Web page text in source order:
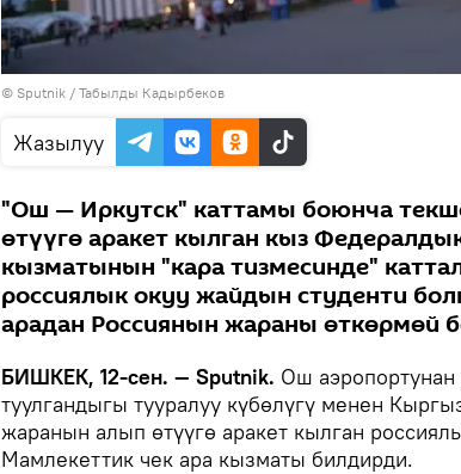
© Sputnik / Табылды Кадырбеков
Жазылуу
"Ош — Иркутск" каттамы боюнча
өтүүгө аракет кылган кыз
кызматынын "кара тизмесинде"
россиялык окуу жайдын студенти
арадан Россиянын жараны өткөрмөй
БИШКЕК, 12-сен. — Sputnik. Ош
туулгандыгы тууралуу күбөлүгү менен
жаранын алып өтүүгө аракет кылган
Мамлекеттик чек ара кызматы билдирди.